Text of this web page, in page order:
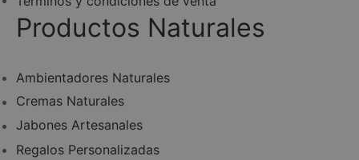
Productos Naturales
Ambientadores Naturales
Cremas Naturales
Jabones Artesanales
Regalos Personalizadas